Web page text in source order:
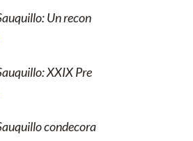
Un recon
XXIX Pre
condecora